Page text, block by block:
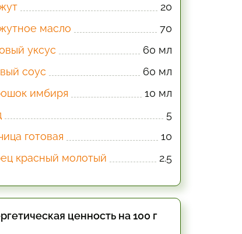
20
масло
70
уксус
60 мл
соус
60 мл
имбиря
10 мл
5
готовая
10
красный молотый
2.5
ценность на 100 г